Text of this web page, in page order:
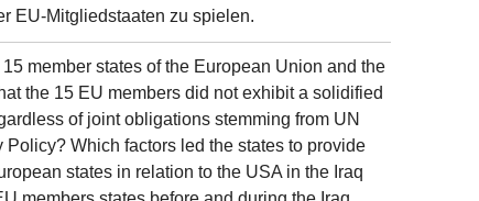
EU-Mitgliedstaaten zu spielen.
member states of the European Union and the
the 15 EU members did not exhibit a solidified
of joint obligations stemming from UN
Which factors led the states to provide
states in relation to the USA in the Iraq